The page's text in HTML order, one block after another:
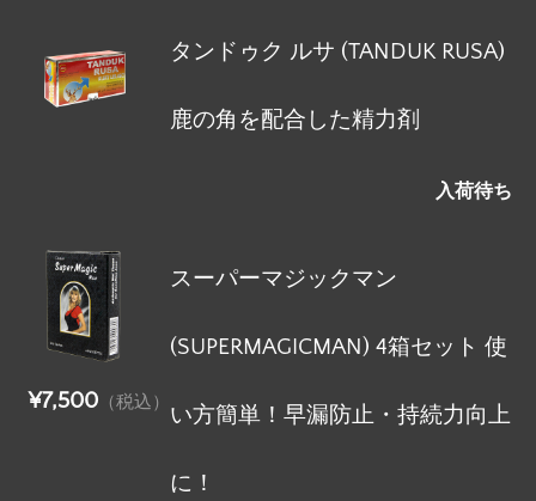
タンドゥク ルサ (TANDUK RUSA)
鹿の角を配合した精力剤
入荷待ち
スーパーマジックマン
(SUPERMAGICMAN) 4箱セット 使
い方簡単！早漏防止・持続力向上
に！
¥7,500 （税込）